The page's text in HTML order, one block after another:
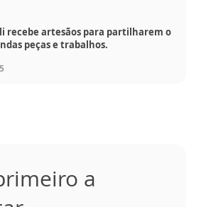
recebe artesãos para partilharem o
peças e trabalhos.
a